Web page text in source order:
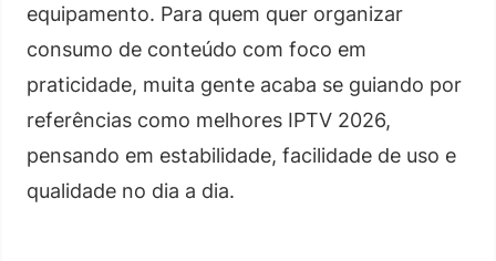
equipamento. Para quem quer organizar
consumo de conteúdo com foco em
praticidade, muita gente acaba se guiando por
referências como melhores IPTV 2026,
pensando em estabilidade, facilidade de uso e
qualidade no dia a dia.